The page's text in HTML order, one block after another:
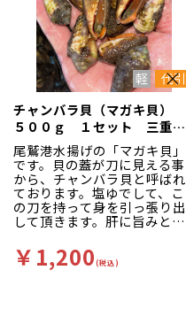
チャンバラ貝（マガキ貝）
５００ｇ １セット 三重県
尾鷲港
尾鷲港水揚げの「マガキ貝」
です。貝の蓋が刀に見える事
から、チャンバラ貝と呼ばれ
ております。塩ゆでして、こ
の刀を持って身を引っ張り出
して頂きます。肝に旨みと甘
ません。おつまみに最適！！
￥1,200(税込)